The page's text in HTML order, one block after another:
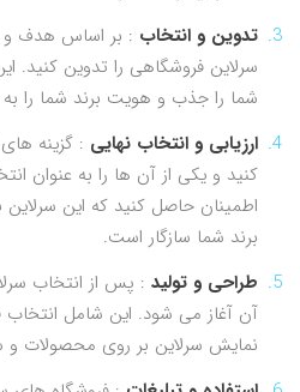
تدوین و انتخاب : بر اساس هدف و
سرلاین فروشگاهی را تدوین کنید.
شما را جذب و هویت برند شما را
ارزیابی و انتخاب نهایی : گزینه
کنید و یکی از آن ها را به عنوان
اطمینان حاصل کنید که این
برند شما سازگار است.
طراحی و تولید : پس از انتخاب
آن آغاز می شود. این شامل انتخاب
نمایش سرلاین بر روی محصولات و